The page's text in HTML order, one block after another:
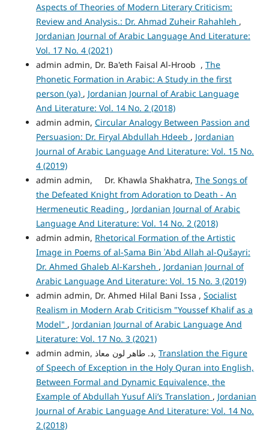
Aspects of Theories of Modern Literary Criticism:
Review and Analysis.: Dr. Ahmad Zuheir Rahahleh ,
Jordanian Journal of Arabic Language And Literature:
Vol. 17 No. 4 (2021)
admin admin, Dr. Ba'eth Faisal Al-Hroob , The
Phonetic Formation in Arabic: A Study in the first
person (ya) , Jordanian Journal of Arabic Language
And Literature: Vol. 14 No. 2 (2018)
admin admin, Circular Analogy Between Passion and
Persuasion: Dr. Firyal Abdullah Hdeeb , Jordanian
Journal of Arabic Language And Literature: Vol. 15 No.
4 (2019)
admin admin, Dr. Khawla Shakhatra, The Songs of
the Defeated Knight from Adoration to Death - An
Hermeneutic Reading , Jordanian Journal of Arabic
Language And Literature: Vol. 14 No. 2 (2018)
admin admin, Rhetorical Formation of the Artistic
Image in Poems of al-Ṣama Bin ʾAbd Allah al-Qušayri:
Dr. Ahmed Ghaleb Al-Karsheh , Jordanian Journal of
Arabic Language And Literature: Vol. 15 No. 3 (2019)
admin admin, Dr. Ahmed Hilal Bani Issa , Socialist
Realism in Modern Arab Criticism "Youssef Khalif as a
Model" , Jordanian Journal of Arabic Language And
Literature: Vol. 17 No. 3 (2021)
admin admin, د. طاهر لون معاذ, Translation the Figure
of Speech of Exception in the Holy Quran into English,
Between Formal and Dynamic Equivalence, the
Example of Abdullah Yusuf Ali’s Translation , Jordanian
Journal of Arabic Language And Literature: Vol. 14 No.
2 (2018)